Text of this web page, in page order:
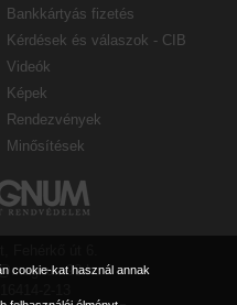
Bankkártyás fizetés
Kérdések és válaszok - CIB
Videók
Képek
Rendezvények
Minősítések
cookie-kat használ annak